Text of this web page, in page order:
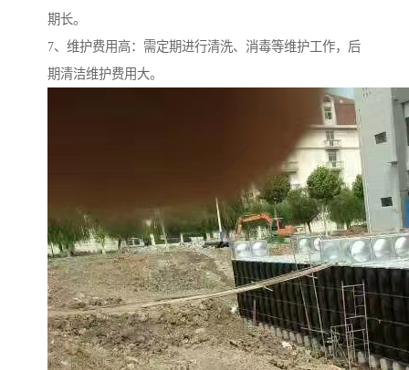
期长。
7、维护费用高：需定期进行清洗、消毒等维护工作，后
期清洁维护费用大。